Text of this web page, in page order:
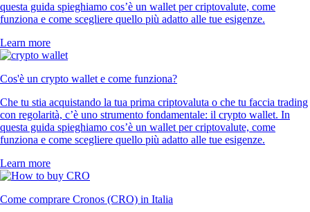
questa guida spieghiamo cos’è un wallet per criptovalute, come
funziona e come scegliere quello più adatto alle tue esigenze.
Learn more
Cos'è un crypto wallet e come funziona?
Che tu stia acquistando la tua prima criptovaluta o che tu faccia trading
con regolarità, c’è uno strumento fondamentale: il crypto wallet. In
questa guida spieghiamo cos’è un wallet per criptovalute, come
funziona e come scegliere quello più adatto alle tue esigenze.
Learn more
Come comprare Cronos (CRO) in Italia